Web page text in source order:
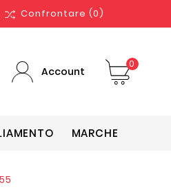
Confrontare (0)
Account
0
MARCHE